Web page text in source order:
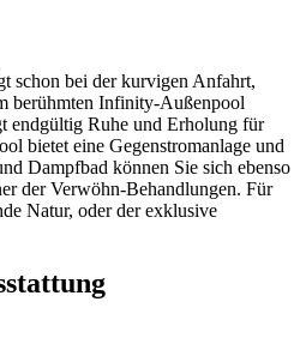
schon bei der kurvigen Anfahrt,
berühmten Infinity-Außenpool
endgültig Ruhe und Erholung für
bietet eine Gegenstromanlage und
Dampfbad können Sie sich ebenso
der Verwöhn-Behandlungen. Für
Natur, oder der exklusive